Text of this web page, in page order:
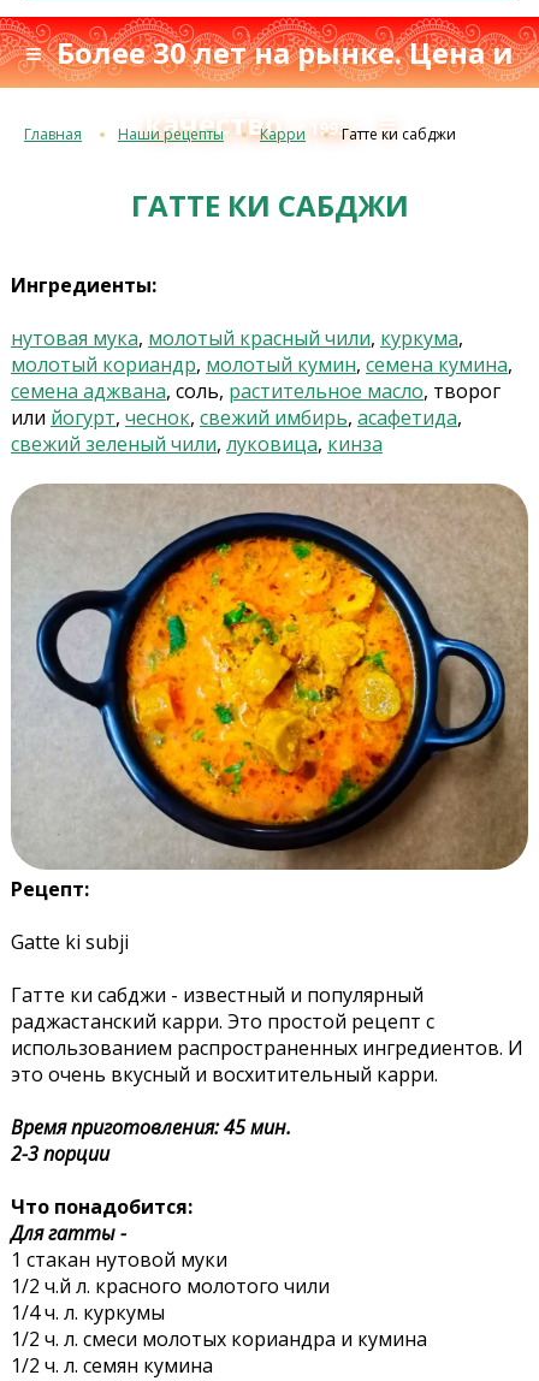
≡ Более 30 лет на рынке. Цена и
качествос 1993 г.≡
Главная Наши рецепты Карри Гатте ки сабджи
ГАТТЕ КИ САБДЖИ
Ингредиенты:
нутовая мука, молотый красный чили, куркума,
молотый кориандр, молотый кумин, семена кумина,
семена аджвана, соль, растительное масло, творог
или йогурт, чеснок, свежий имбирь, асафетида,
свежий зеленый чили, луковица, кинза
Рецепт:
Gatte ki subji
Гатте ки сабджи - известный и популярный
раджастанский карри. Это простой рецепт с
использованием распространенных ингредиентов. И
это очень вкусный и восхитительный карри.
Время приготовления: 45 мин.
2-3 порции
Что понадобится:
Для гатты -
1 стакан нутовой муки
1/2 ч.й л. красного молотого чили
1/4 ч. л. куркумы
1/2 ч. л. смеси молотых кориандра и кумина
1/2 ч. л. семян кумина